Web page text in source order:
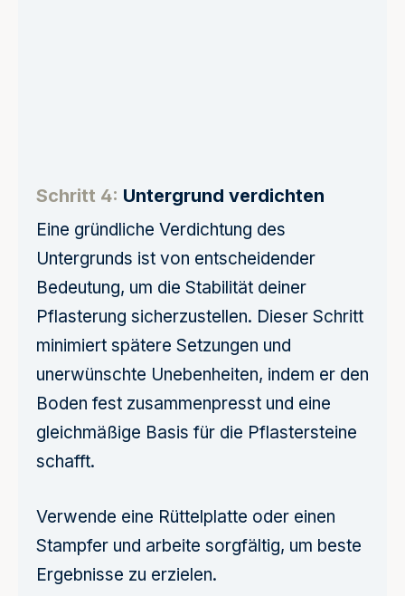
Schritt 4: Untergrund verdichten
Eine gründliche Verdichtung des
Untergrunds ist von entscheidender
Bedeutung, um die Stabilität deiner
Pflasterung sicherzustellen. Dieser Schritt
minimiert spätere Setzungen und
unerwünschte Unebenheiten, indem er den
Boden fest zusammenpresst und eine
gleichmäßige Basis für die Pflastersteine
schafft.
Verwende eine Rüttelplatte oder einen
Stampfer und arbeite sorgfältig, um beste
Ergebnisse zu erzielen.